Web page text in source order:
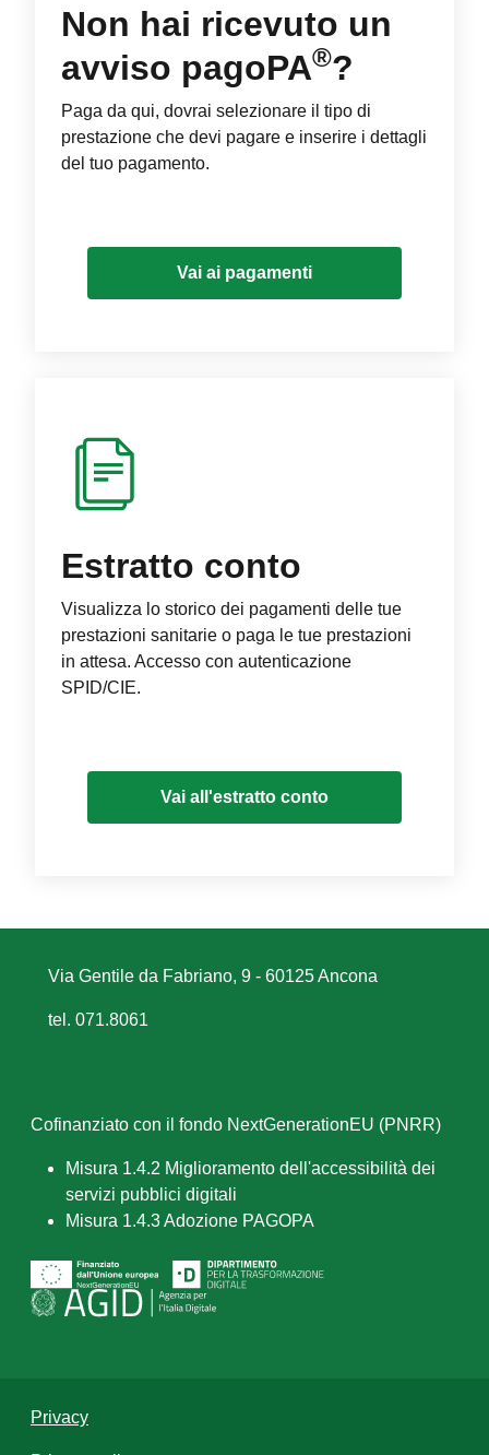
Non hai ricevuto un
avviso pagoPA®?
Paga da qui, dovrai selezionare il tipo di
prestazione che devi pagare e inserire i dettagli
del tuo pagamento.
Vai ai pagamenti
Estratto conto
Visualizza lo storico dei pagamenti delle tue
prestazioni sanitarie o paga le tue prestazioni
in attesa. Accesso con autenticazione
SPID/CIE.
Vai all'estratto conto
Via Gentile da Fabriano, 9 - 60125 Ancona
tel. 071.8061
Cofinanziato con il fondo NextGenerationEU (PNRR)
Misura 1.4.2 Miglioramento dell'accessibilità dei
servizi pubblici digitali
Misura 1.4.3 Adozione PAGOPA
Privacy